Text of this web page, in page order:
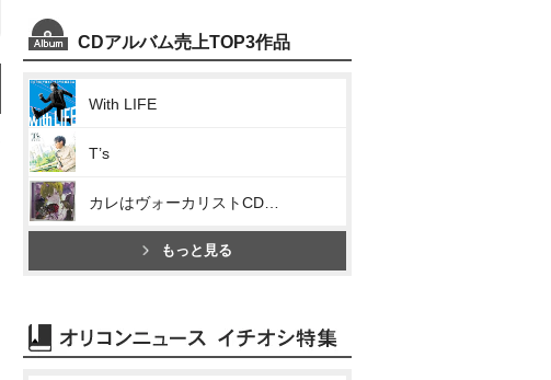
CDアルバム売上TOP3作品
With LIFE
T’s
もっと見る